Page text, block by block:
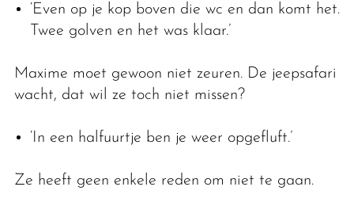
‘Even op je kop boven die wc en dan komt het.
Twee golven en het was klaar.’
Maxime moet gewoon niet zeuren. De jeepsafari
wacht, dat wil ze toch niet missen?
‘In een halfuurtje ben je weer opgefluft.’
Ze heeft geen enkele reden om niet te gaan.